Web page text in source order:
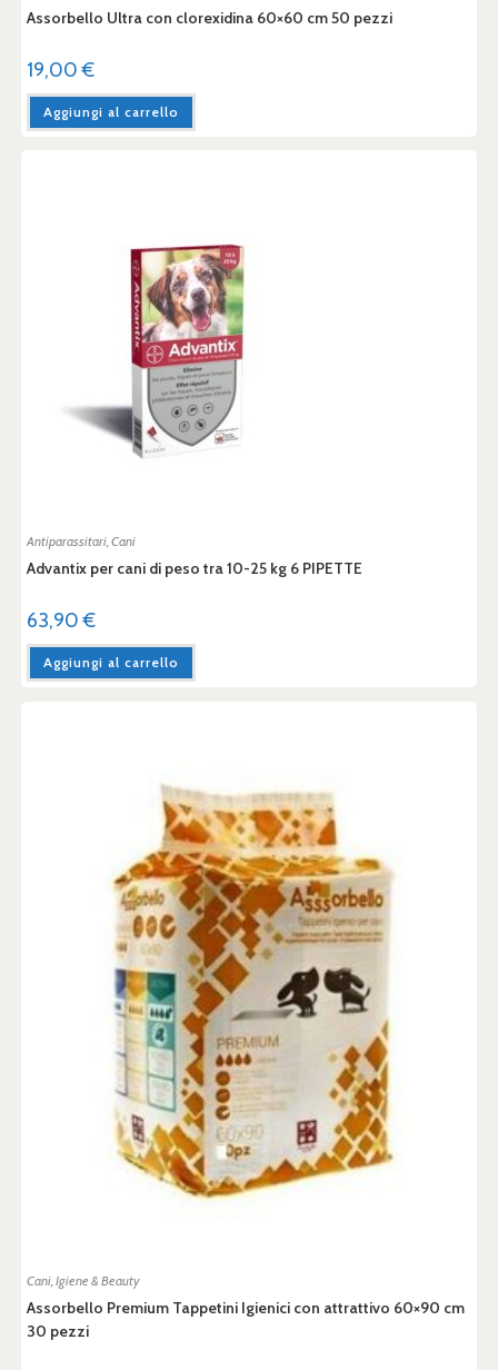
Assorbello Ultra con clorexidina 60×60 cm 50 pezzi
19,00€
Aggiungi al carrello
Antiparassitari,Cani
Advantix per cani di peso tra 10-25 kg 6 PIPETTE
63,90€
Aggiungi al carrello
Cani,Igiene & Beauty
Assorbello Premium Tappetini Igienici con attrattivo 60×90 cm
30 pezzi